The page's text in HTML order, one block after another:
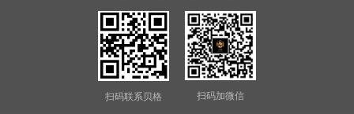
扫码联系贝格 扫码加微信